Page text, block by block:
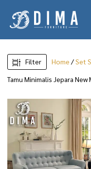
Filter Home /Set
Tamu Minimalis Jepara